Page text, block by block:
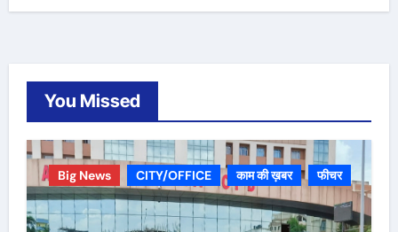
You Missed
Big News CITY/OFFICE काम की ख़बर फीचर